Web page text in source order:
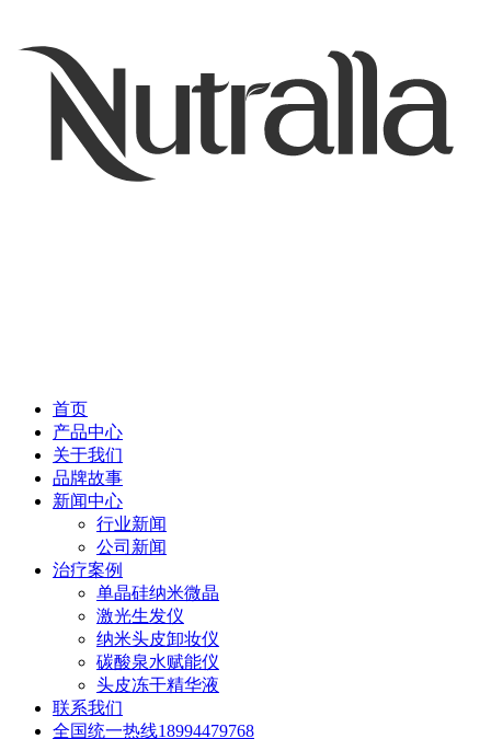
首页
产品中心
关于我们
品牌故事
新闻中心
行业新闻
公司新闻
治疗案例
单晶硅纳米微晶
激光生发仪
纳米头皮卸妆仪
碳酸泉水赋能仪
头皮冻干精华液
联系我们
全国统一热线18994479768